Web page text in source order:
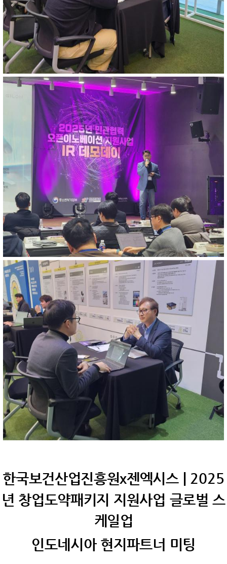
한국보건산업진흥원x젠엑시스 | 2025
년 창업도약패키지 지원사업 글로벌 스
케일업
인도네시아 현지파트너 미팅